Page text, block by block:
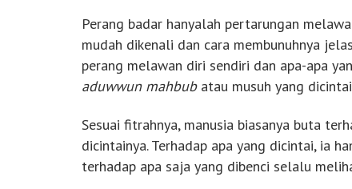
Perang badar hanyalah pertarungan
mudah dikenali dan cara membunuhnya
perang melawan diri sendiri dan apa-apa
aduwwun mahbubatau musuh yang
Sesuai fitrahnya, manusia biasanya buta
dicintainya. Terhadap apa yang dicintai, ia
terhadap apa saja yang dibenci selalu